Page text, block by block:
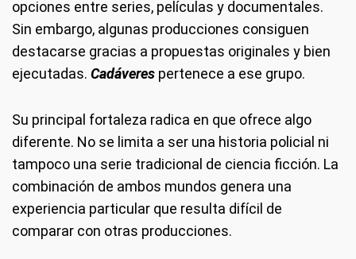
opciones entre series, películas y documentales.
Sin embargo, algunas producciones consiguen
destacarse gracias a propuestas originales y bien
ejecutadas. Cadáveres pertenece a ese grupo.
Su principal fortaleza radica en que ofrece algo
diferente. No se limita a ser una historia policial ni
tampoco una serie tradicional de ciencia ficción. La
combinación de ambos mundos genera una
experiencia particular que resulta difícil de
comparar con otras producciones.